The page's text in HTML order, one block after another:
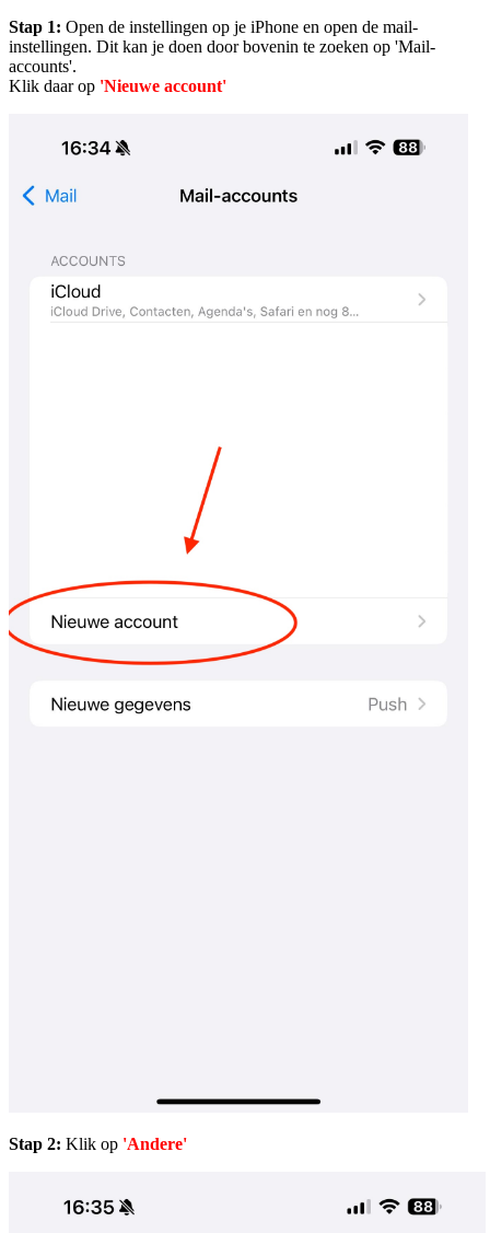
Stap 1: Open de instellingen op je iPhone en open de mail-
instellingen. Dit kan je doen door bovenin te zoeken op 'Mail-
accounts'.
Klik daar op 'Nieuwe account'
Stap 2: Klik op 'Andere'